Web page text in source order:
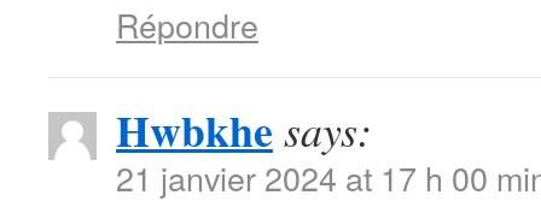
Répondre
Hwbkhe says:
21 janvier 2024 at 17 h 00